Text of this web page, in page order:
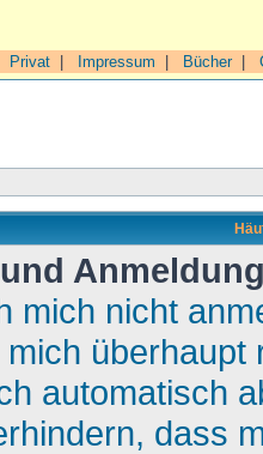
Privat Impressum Bücher|
mich nicht
überhaupt
automatisch
dass